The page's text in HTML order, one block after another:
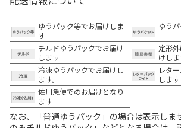
ゆうパック等でお届けしま
す
ゆう
チルドゆうパックでお届け
します
定形
けし
冷凍ゆうパックでお届けし
ます。
レタ
します
佐川急便でのお届けとなり
ます
なお、「普通ゆうパック」の場合は表示しま